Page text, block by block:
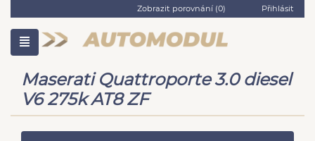
Zobrazit porovnání (0) Přihlásit
Maserati Quattroporte 3.0 diesel
V6 275k AT8 ZF